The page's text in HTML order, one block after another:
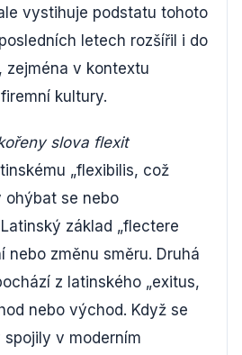
vystihuje podstatu tohoto
letech rozšířil i do
zejména v kontextu
kultury.
slova flexit
„flexibilis, což
ohýbat se nebo
základ „flectere
nebo změnu směru. Druhá
z latinského „exitus,
nebo východ. Když se
v moderním